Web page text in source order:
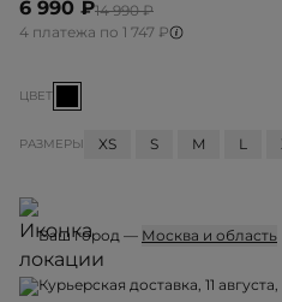
6 990 ₽14 990 ₽
4 платежа по 1 747 ₽
ЦВЕТ
РАЗМЕРЫ XS S M L
Ваш город — Москва и область
Курьерская доставка, 11